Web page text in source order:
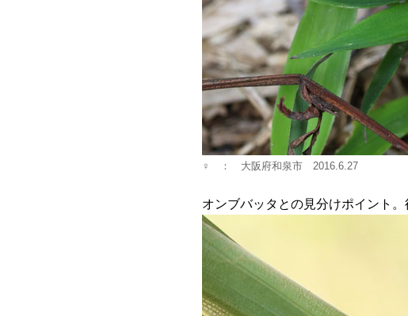
♀ ： 大阪府和泉市 2016.6.27
オンブバッタとの見分けポイント